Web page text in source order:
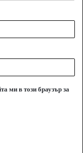
ми в този браузър за